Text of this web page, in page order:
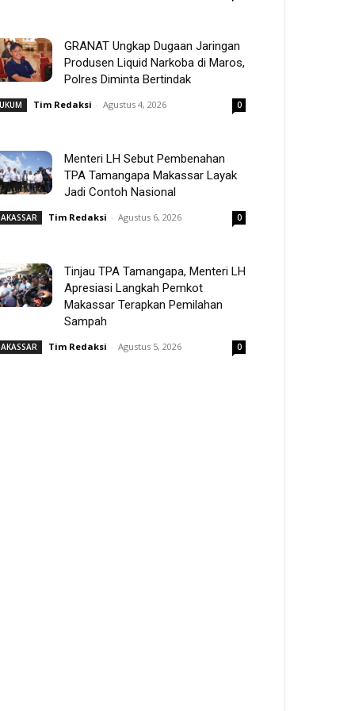
GRANAT Ungkap Dugaan Jaringan
Produsen Liquid Narkoba di Maros,
Polres Diminta Bertindak
Tim Redaksi - Agustus 4, 2026 0
Menteri LH Sebut Pembenahan
TPA Tamangapa Makassar Layak
Jadi Contoh Nasional
Tim Redaksi - Agustus 6, 2026 0
Tinjau TPA Tamangapa, Menteri LH
Apresiasi Langkah Pemkot
Makassar Terapkan Pemilahan
Sampah
Tim Redaksi - Agustus 5, 2026 0